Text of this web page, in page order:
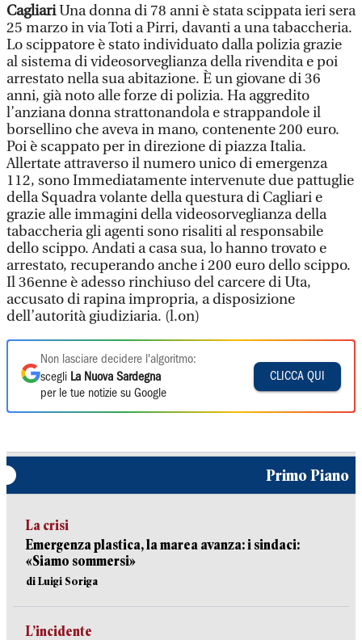
CagliariUna donna di 78 anni è stata scippata ieri sera
25 marzo in via Toti a Pirri, davanti a una tabaccheria.
Lo scippatore è stato individuato dalla polizia grazie
al sistema di videosorveglianza della rivendita e poi
arrestato nella sua abitazione. È un giovane di 36
anni, già noto alle forze di polizia. Ha aggredito
l’anziana donna strattonandola e strappandole il
borsellino che aveva in mano, contenente 200 euro.
Poi è scappato per in direzione di piazza Italia.
Allertate attraverso il numero unico di emergenza
112, sono Immediatamente intervenute due pattuglie
della Squadra volante della questura di Cagliari e
grazie alle immagini della videosorveglianza della
tabaccheria gli agenti sono risaliti al responsabile
dello scippo. Andati a casa sua, lo hanno trovato e
arrestato, recuperando anche i 200 euro dello scippo.
Il 36enne è adesso rinchiuso del carcere di Uta,
accusato di rapina impropria, a disposizione
dell’autorità giudiziaria. (l.on)
Non lasciare decidere l'algoritmo:
scegli La Nuova Sardegna
per le tue notizie su Google
CLICCA QUI
Primo Piano
La crisi
Emergenza plastica, la marea avanza: i sindaci:
«Siamo sommersi»
di Luigi Soriga
L’incidente